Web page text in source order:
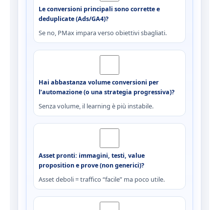
Le conversioni principali sono corrette e
deduplicate (Ads/GA4)?
Se no, PMax impara verso obiettivi sbagliati.
Hai abbastanza volume conversioni per
l’automazione (o una strategia progressiva)?
Senza volume, il learning è più instabile.
Asset pronti: immagini, testi, value
proposition e prove (non generici)?
Asset deboli = traffico “facile” ma poco utile.